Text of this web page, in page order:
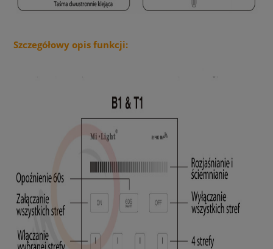
Szczegółowy opis funkcji: